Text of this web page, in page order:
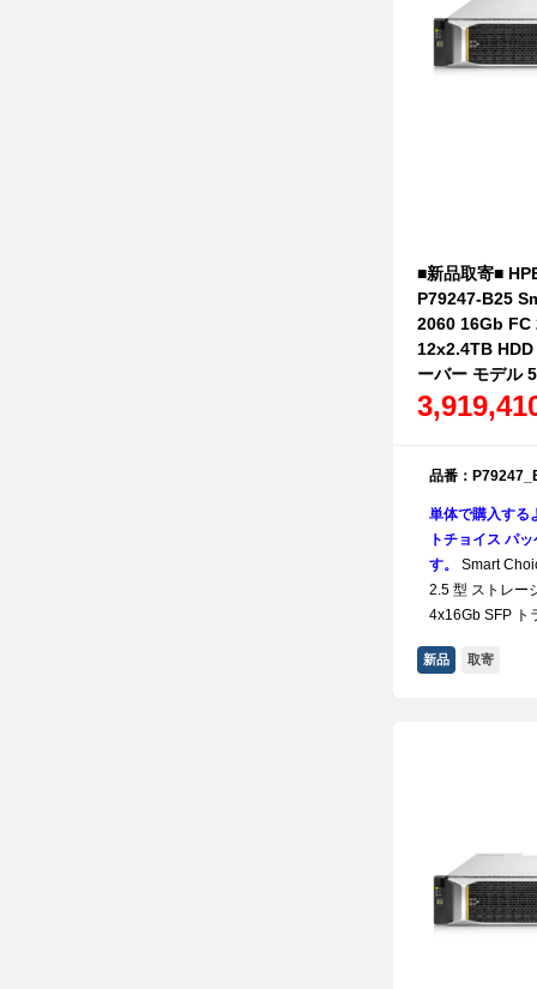
■新品取寄■
P79247-B25
2060 16Gb FC
12x2.4TB
ーバー モデル
品番：
単体で購入する
トチョイス パ
す。
Smart
2.5 型 ストレー
4x16Gb SFP ト
新品 取寄